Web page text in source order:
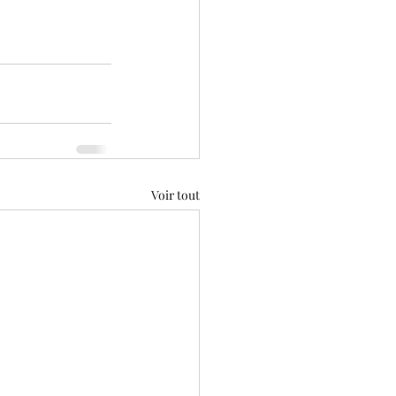
Voir tout